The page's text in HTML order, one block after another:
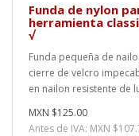
Funda de nylon
herramienta
√
Funda pequeña de
cierre de velcro
en nailon resistente de
MXN $125.00
Antes de IVA: MXN